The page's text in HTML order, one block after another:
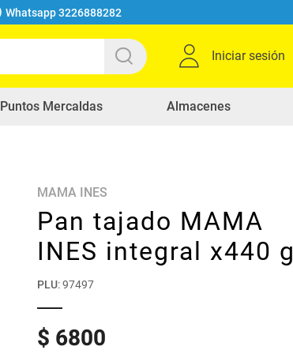
Whatsapp 3226888282
Iniciar sesión
Puntos Mercaldas Almacenes
MAMA INES
Pan tajado MAMA
INES integral x440 g
PLU:97497
$ 6800